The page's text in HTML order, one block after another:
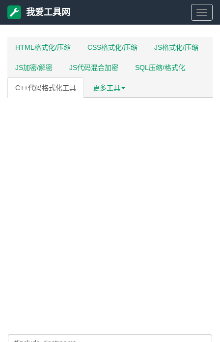
我
我爱工具网
HTML格式化/压缩 CSS格式化/压缩 JS格式化/压缩
JS加密/解密 JS代码混合加密 SQL压缩/格式化
C++代码格式化工具 更多工具